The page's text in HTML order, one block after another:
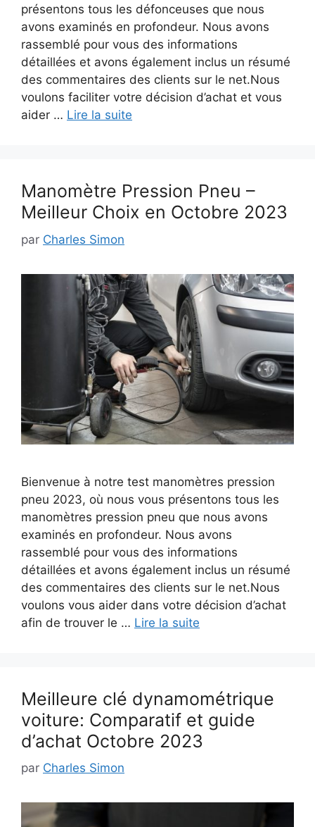
présentons tous les défonceuses que nous
avons examinés en profondeur. Nous avons
rassemblé pour vous des informations
détaillées et avons également inclus un résumé
des commentaires des clients sur le net.Nous
voulons faciliter votre décision d’achat et vous
aider … Lire la suite
Manomètre Pression Pneu –
Meilleur Choix en Octobre 2023
par Charles Simon
Bienvenue à notre test manomètres pression
pneu 2023, où nous vous présentons tous les
manomètres pression pneu que nous avons
examinés en profondeur. Nous avons
rassemblé pour vous des informations
détaillées et avons également inclus un résumé
des commentaires des clients sur le net.Nous
voulons vous aider dans votre décision d’achat
afin de trouver le … Lire la suite
Meilleure clé dynamométrique
voiture: Comparatif et guide
d’achat Octobre 2023
par Charles Simon